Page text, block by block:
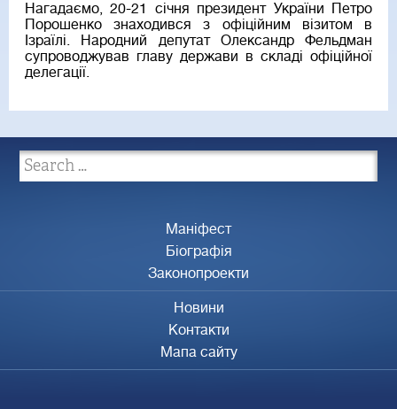
Нагадаємо, 20-21 січня президент України Петро
Порошенко знаходився з офіційним візитом в
Ізраїлі. Народний депутат Олександр Фельдман
супроводжував главу держави в складі офіційної
делегації.
Маніфест
Біографія
Законопроекти
Новини
Контакти
Мапа сайту